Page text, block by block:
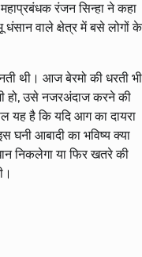
रंजन सिन्हा ने कहा
धंसान वाले क्षेत्र में बसे लोगों के
थी। आज बेरमो की धरती भी
हो, उसे नजरअंदाज करने की
यह है कि यदि आग का दायरा
घनी आबादी का भविष्य क्या
निकलेगा या फिर खतरे की